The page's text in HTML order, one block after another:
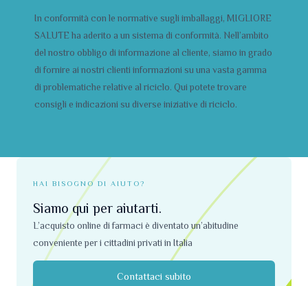
In conformità con le normative sugli imballaggi, MIGLIORE
SALUTE ha aderito a un sistema di conformità. Nell’ambito
del nostro obbligo di informazione al cliente, siamo in grado
di fornire ai nostri clienti informazioni su una vasta gamma
di problematiche relative al riciclo. Qui potete trovare
consigli e indicazioni su diverse iniziative di riciclo.
HAI BISOGNO DI AIUTO?
Siamo qui per aiutarti.
L’acquisto online di farmaci è diventato un’abitudine
conveniente per i cittadini privati ​​in Italia
Contattaci subito